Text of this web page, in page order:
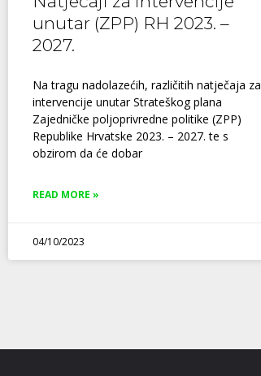
unutar (ZPP) RH 2023. –
2027.
Na tragu nadolazećih, različitih natječaja za
intervencije unutar Strateškog plana
Zajedničke poljoprivredne politike (ZPP)
Republike Hrvatske 2023. – 2027. te s
obzirom da će dobar
READ MORE »
04/10/2023